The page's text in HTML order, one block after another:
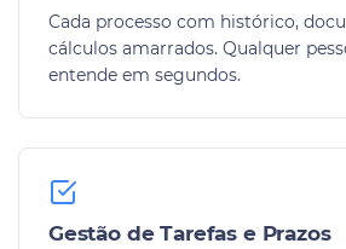
Cada processo com histórico,
cálculos amarrados. Qualquer
entende em segundos.
Gestão de Tarefas e Prazos